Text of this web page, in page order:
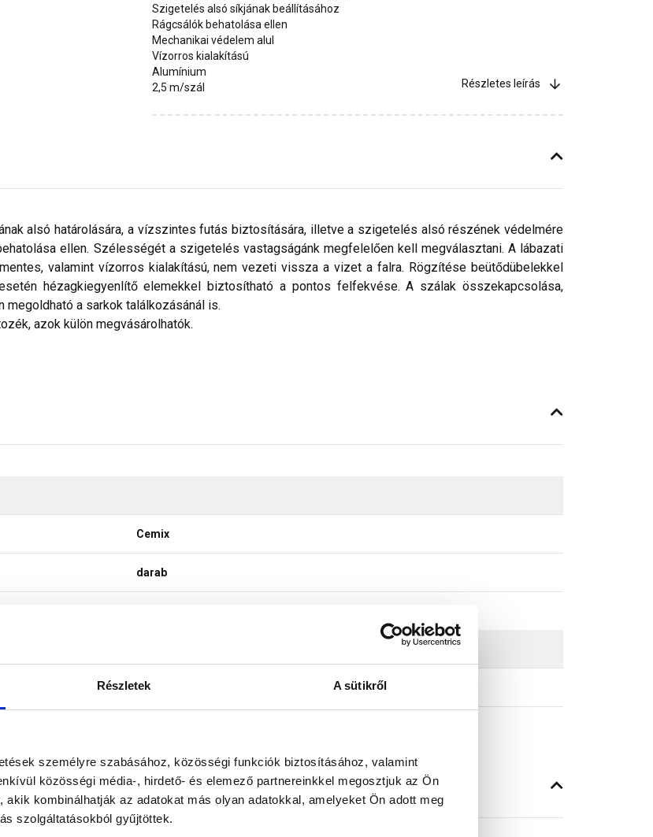
Részletek A sütikről
személyre szabásához, közösségi funkciók biztosításához, valamint
közösségi média-, hirdető- és elemező partnereinkkel megosztjuk az Ön
akik kombinálhatják az adatokat más olyan adatokkal, amelyeket Ön adott meg
szolgáltatásokból gyűjtöttek.
Szigetelés alsó síkjának beállításához
Rágcsálók behatolása ellen
Mechanikai védelem alul
Vízorros kialakítású
Alumínium
2,5 m/szál
Részletes leírás
alsó határolására, a vízszintes futás biztosítására, illetve a szigetelés alsó részének védelmére
ellen. Szélességét a szigetelés vastagságánk megfelelően kell megválasztani. A lábazati
valamint vízorros kialakítású, nem vezeti vissza a vizet a falra. Rögzítése beütődübelekkel
hézagkiegyenlítő elemekkel biztosítható a pontos felfekvése. A szálak összekapcsolása,
a sarkok találkozásánál is.
azok külön megvásárolhatók.
Cemix
darab
kültér